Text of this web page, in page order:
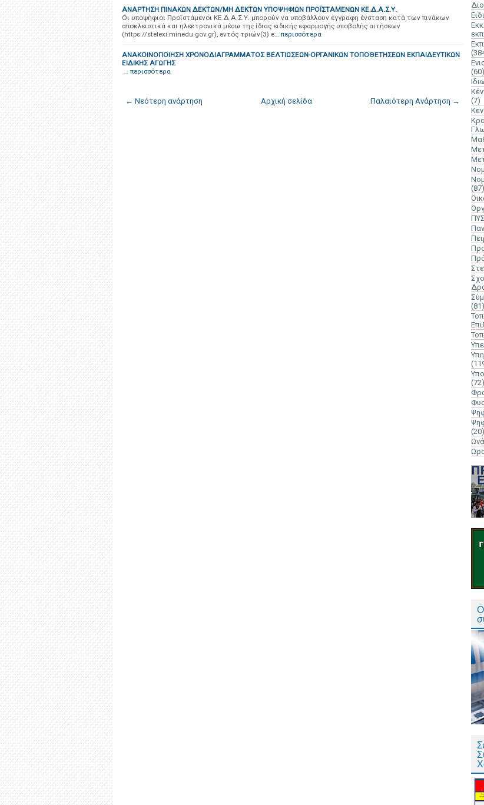
ΑΝΑΡΤΗΣΗ ΠΙΝΑΚΩΝ ΔΕΚΤΩΝ/ΜΗ ΔΕΚΤΩΝ ΥΠΟΨΗΦΙΩΝ ΠΡΟΪΣΤΑΜΕΝΩΝ ΚΕ.Δ.Α.Σ.Υ.
Οι υποψήφιοι Προϊστάμενοι ΚΕ.Δ.Α.Σ.Υ. μπορούν να υποβάλλουν έγγραφη ένσταση κατά των πινάκων
αποκλειστικά και ηλεκτρονικά μέσω της ίδιας ειδικής εφαρμογής υποβολής αιτήσεων
(https://stelexi.minedu.gov.gr), εντός τριών(3) ε… περισσότερα
ΑΝΑΚΟΙΝΟΠΟΙΗΣΗ ΧΡΟΝΟΔΙΑΓΡΑΜΜΑΤΟΣ ΒΕΛΤΙΩΣΕΩΝ-ΟΡΓΑΝΙΚΩΝ ΤΟΠΟΘΕΤΗΣΕΩΝ ΕΚΠΑΙΔΕΥΤΙΚΩΝ
ΕΙΔΙΚΗΣ ΑΓΩΓΗΣ
… περισσότερα
← Νεότερη ανάρτηση Παλαιότερη Ανάρτηση →
Αρχική σελίδα
(60)
(7)
(87)
(81)
(72)
(20)